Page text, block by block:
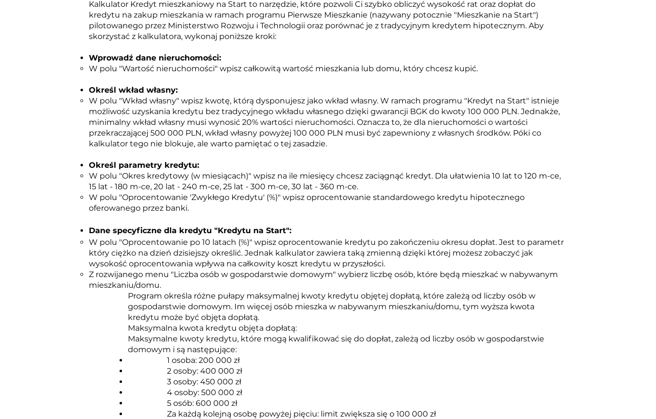
Kalkulator Kredyt mieszkaniowy na Start to narzędzie, które pozwoli Ci szybko obliczyć wysokość rat oraz dopłat do
kredytu na zakup mieszkania w ramach programu Pierwsze Mieszkanie (nazywany potocznie "Mieszkanie na Start")
pilotowanego przez Ministerstwo Rozwoju i Technologii oraz porównać je z tradycyjnym kredytem hipotecznym. Aby
skorzystać z kalkulatora, wykonaj poniższe kroki:
Wprowadź dane nieruchomości:
W polu "Wartość nieruchomości" wpisz całkowitą wartość mieszkania lub domu, który chcesz kupić.
Określ wkład własny:
W polu "Wkład własny" wpisz kwotę, którą dysponujesz jako wkład własny. W ramach programu "Kredyt na Start" istnieje
możliwość uzyskania kredytu bez tradycyjnego wkładu własnego dzięki gwarancji BGK do kwoty 100 000 PLN. Jednakże,
minimalny wkład własny musi wynosić 20% wartości nieruchomości. Oznacza to, że dla nieruchomości o wartości
przekraczającej 500 000 PLN, wkład własny powyżej 100 000 PLN musi być zapewniony z własnych środków. Póki co
kalkulator tego nie blokuje, ale warto pamiętać o tej zasadzie.
Określ parametry kredytu:
W polu "Okres kredytowy (w miesiącach)" wpisz na ile miesięcy chcesz zaciągnąć kredyt. Dla ułatwienia 10 lat to 120 m-ce,
15 lat - 180 m-ce, 20 lat - 240 m-ce, 25 lat - 300 m-ce, 30 lat - 360 m-ce.
W polu "Oprocentowanie 'Zwykłego Kredytu' (%)" wpisz oprocentowanie standardowego kredytu hipotecznego
oferowanego przez banki.
Dane specyficzne dla kredytu "Kredytu na Start":
W polu "Oprocentowanie po 10 latach (%)" wpisz oprocentowanie kredytu po zakończeniu okresu dopłat. Jest to parametr
który ciężko na dzień dzisiejszy określić. Jednak kalkulator zawiera taką zmienną dzięki której możesz zobaczyć jak
wysokość oprocentowania wpływa na całkowity koszt kredytu w przyszłości.
Z rozwijanego menu "Liczba osób w gospodarstwie domowym" wybierz liczbę osób, które będą mieszkać w nabywanym
mieszkaniu/domu.
Program określa różne pułapy maksymalnej kwoty kredytu objętej dopłatą, które zależą od liczby osób w
gospodarstwie domowym. Im więcej osób mieszka w nabywanym mieszkaniu/domu, tym wyższa kwota
kredytu może być objęta dopłatą.
Maksymalna kwota kredytu objęta dopłatą:
Maksymalne kwoty kredytu, które mogą kwalifikować się do dopłat, zależą od liczby osób w gospodarstwie
domowym i są następujące:
1 osoba: 200 000 zł
2 osoby: 400 000 zł
3 osoby: 450 000 zł
4 osoby: 500 000 zł
5 osób: 600 000 zł
Za każdą kolejną osobę powyżej pięciu: limit zwiększa się o 100 000 zł